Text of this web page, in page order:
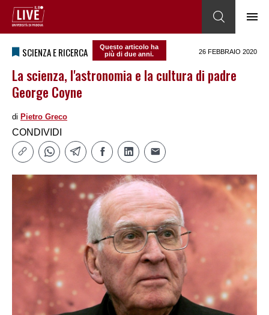
SCIENZA E RICERCA
Questo articolo ha
più di due anni.
26 FEBBRAIO 2020
La scienza, l'astronomia e la cultura di padre
George Coyne
di Pietro Greco
CONDIVIDI